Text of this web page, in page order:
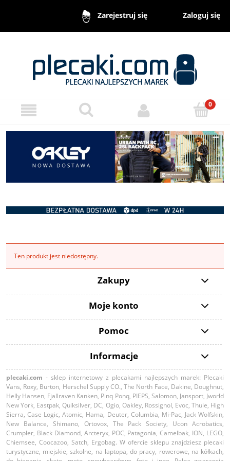
Zarejestruj się Zaloguj się
Ten produkt jest niedostępny.
Zakupy
Moje konto
Pomoc
Informacje
plecaki.com - sklep internetowy z plecakami najlepszych marek: Plecaki
Vans, Roxy, Burton, Herschel Supply CO., The North Face, Dakine, Doughnut,
Helly Hansen, Fjallraven Kanken, Pinq Ponq, PIEPS, Salomon, Jansport, Jworld
New York, Eastpak, Quiksilver, DC, Ogio, Oakley, Rossignol, Evoc, Thule, High
Sierra, Case Logic, Atomic, Hama, Deuter, Columbia, Mi-Pac, Jack Wolfskin,
New Balance, Shimano, Ortovox, The Pack Society, Ucon Acrobatics,
Crumpler, Black Diamond, Arcteryx, POC, Patagonia, Camelbak, ION, LEGO,
Chiemsee, Coocazoo, Satch, Ergobag. W ofercie sklepu znajdziesz plecaki
turystyczne, miejskie, szkolne, na laptopa, do pracy, rowerowe, na kółkach,